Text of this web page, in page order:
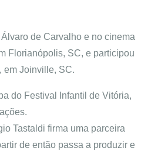
de Carvalho e no cinema
Florianópolis, SC, e participou
em Joinville, SC.
do Festival Infantil de Vitória,
Tastaldi firma uma parceira
de então passa a produzir e